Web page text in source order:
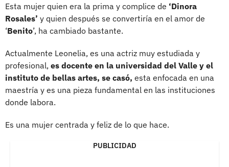
Esta mujer quien era la prima y complice de ‘Dinora
Rosales’ y quien después se convertiría en el amor de
‘Benito’, ha cambiado bastante.
Actualmente Leonelia, es una actriz muy estudiada y
profesional, es docente en la universidad del Valle y el
instituto de bellas artes, se casó, esta enfocada en una
maestría y es una pieza fundamental en las instituciones
donde labora.
Es una mujer centrada y feliz de lo que hace.
PUBLICIDAD